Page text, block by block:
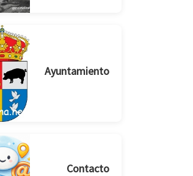
Ayuntamiento
Contacto